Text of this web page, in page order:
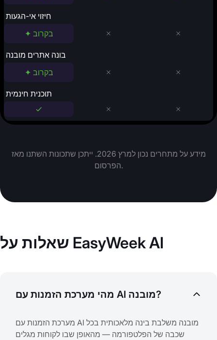
חיזוי אי-הגעות
✦ בקרוב
בונה אתרים מובנה
✦ בקרוב
תוכנית חינמית
מידע על מתחרים נכון למרץ 2026. ייתכן שתכונות השתנו מאז
הפרסום.
שאלות על EasyWeek AI
מהי מערכת הזמנות עם AI מובנה?
מערכת הזמנות עם AI מובנה משלבת בינה מלאכותית בכל
שכבה של הפלטפורמה — מהאופן שבו לקוחות מגלים